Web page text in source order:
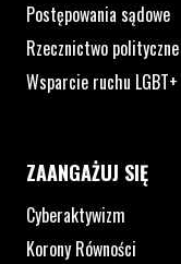
Postępowania sądowe
Rzecznictwo polityczne
Wsparcie ruchu LGBT+
ZAANGAŻUJ SIĘ
Cyberaktywizm
Korony Równości